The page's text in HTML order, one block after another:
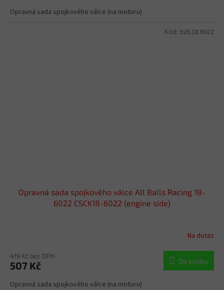
Opravná sada spojkového válce (na motoru)
Opravná sada spojkového válce All Balls Racing 18-
6022 CSCK18-6022 (engine side)
Na dotaz
419 Kč bez DPH
507 Kč Do košíku
Opravná sada spojkového válce (na motoru)
Kód: 926.18.6022